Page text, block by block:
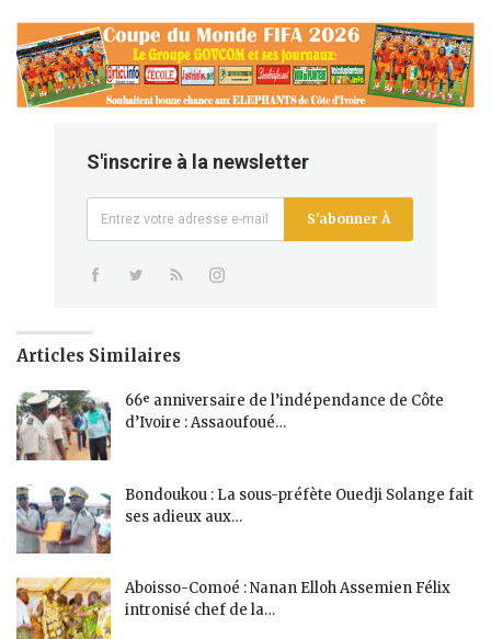
S'inscrire à la newsletter
S'abonner À
Articles Similaires
66ᵉ anniversaire de l’indépendance de Côte
d’Ivoire : Assaoufoué…
Bondoukou : La sous-préfète Ouedji Solange fait
ses adieux aux…
Aboisso-Comoé : Nanan Elloh Assemien Félix
intronisé chef de la…